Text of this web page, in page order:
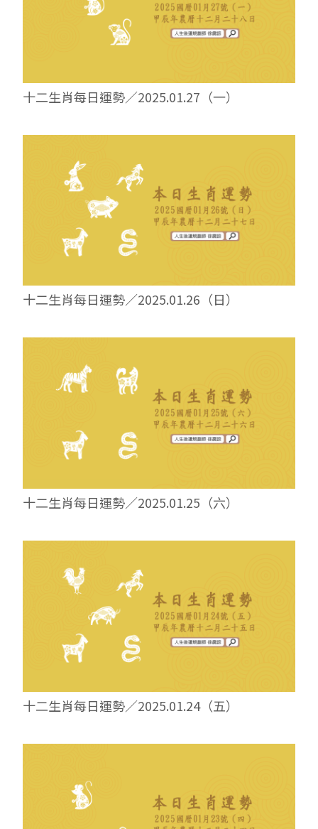
十二生肖每日運勢／2025.01.27（一）
十二生肖每日運勢／2025.01.26（日）
十二生肖每日運勢／2025.01.25（六）
十二生肖每日運勢／2025.01.24（五）